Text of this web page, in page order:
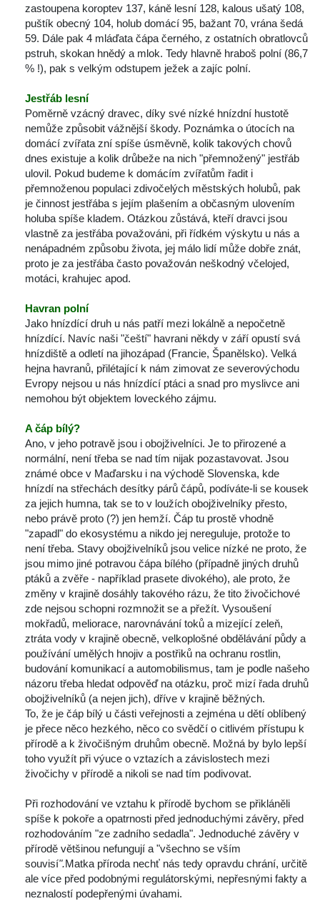
zastoupena koroptev 137, káně lesní 128, kalous ušatý 108,
puštík obecný 104, holub domácí 95, bažant 70, vrána šedá
59. Dále pak 4 mláďata čápa černého, z ostatních obratlovců
pstruh, skokan hnědý a mlok. Tedy hlavně hraboš polní (86,7
% !), pak s velkým odstupem ježek a zajíc polní.
Jestřáb lesní
Poměrně vzácný dravec, díky své nízké hnízdní hustotě
nemůže způsobit vážnější škody. Poznámka o útocích na
domácí zvířata zní spíše úsměvně, kolik takových chovů
dnes existuje a kolik drůbeže na nich "přemnožený" jestřáb
ulovil. Pokud budeme k domácím zvířatům řadit i
přemnoženou populaci zdivočelých městských holubů, pak
je činnost jestřába s jejím plašením a občasným ulovením
holuba spíše kladem. Otázkou zůstává, kteří dravci jsou
vlastně za jestřába považováni, při řídkém výskytu u nás a
nenápadném způsobu života, jej málo lidí může dobře znát,
proto je za jestřába často považován neškodný včelojed,
motáci, krahujec apod.
Havran polní
Jako hnízdící druh u nás patří mezi lokálně a nepočetně
hnízdící. Navíc naši "čeští" havrani někdy v září opustí svá
hnízdiště a odletí na jihozápad (Francie, Španělsko). Velká
hejna havranů, přilétající k nám zimovat ze severovýchodu
Evropy nejsou u nás hnízdící ptáci a snad pro myslivce ani
nemohou být objektem loveckého zájmu.
A čáp bílý?
Ano, v jeho potravě jsou i obojživelníci. Je to přirozené a
normální, není třeba se nad tím nijak pozastavovat. Jsou
známé obce v Maďarsku i na východě Slovenska, kde
hnízdí na střechách desítky párů čápů, podíváte-li se kousek
za jejich humna, tak se to v loužích obojživelníky přesto,
nebo právě proto (?) jen hemží. Čáp tu prostě vhodně
"zapadl" do ekosystému a nikdo jej nereguluje, protože to
není třeba. Stavy obojživelníků jsou velice nízké ne proto, že
jsou mimo jiné potravou čápa bílého (případně jiných druhů
ptáků a zvěře - například prasete divokého), ale proto, že
změny v krajině dosáhly takového rázu, že tito živočichové
zde nejsou schopni rozmnožit se a přežít. Vysoušení
mokřadů, meliorace, narovnávání toků a mizející zeleň,
ztráta vody v krajině obecně, velkoplošné obdělávání půdy a
používání umělých hnojiv a postřiků na ochranu rostlin,
budování komunikací a automobilismus, tam je podle našeho
názoru třeba hledat odpověď na otázku, proč mizí řada druhů
obojživelníků (a nejen jich), dříve v krajině běžných.
To, že je čáp bílý u části veřejnosti a zejména u dětí oblíbený
je přece něco hezkého, něco co svědčí o citlivém přístupu k
přírodě a k živočišným druhům obecně. Možná by bylo lepší
toho využít při výuce o vztazích a závislostech mezi
živočichy v přírodě a nikoli se nad tím podivovat.
Při rozhodování ve vztahu k přírodě bychom se přikláněli
píše k pokoře a opatrnosti před jednoduchými závěry, před
rozhodováním "ze zadního sedadla". Jednoduché závěry v
přírodě většinou nefungují a "všechno se vším
ouvisí".Matka příroda nechť nás tedy opravdu chrání, určitě
ale více před podobnými regulátorskými, nepřesnými fakty a
neznalostí podepřenými úvahami.